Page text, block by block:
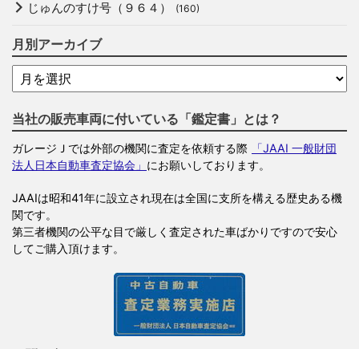
じゅんのすけ号（９６４） (160)
月別アーカイブ
当社の販売車両に付いている「鑑定書」とは？
ガレージＪでは外部の機関に査定を依頼する際
「JAAI 一般財団
法人日本自動車査定協会」 にお願いしております。
JAAIは昭和41年に設立され現在は全国に支所を構える歴史ある機
関です。
第三者機関の公平な目で厳しく査定された車ばかりですので安心
してご購入頂けます。